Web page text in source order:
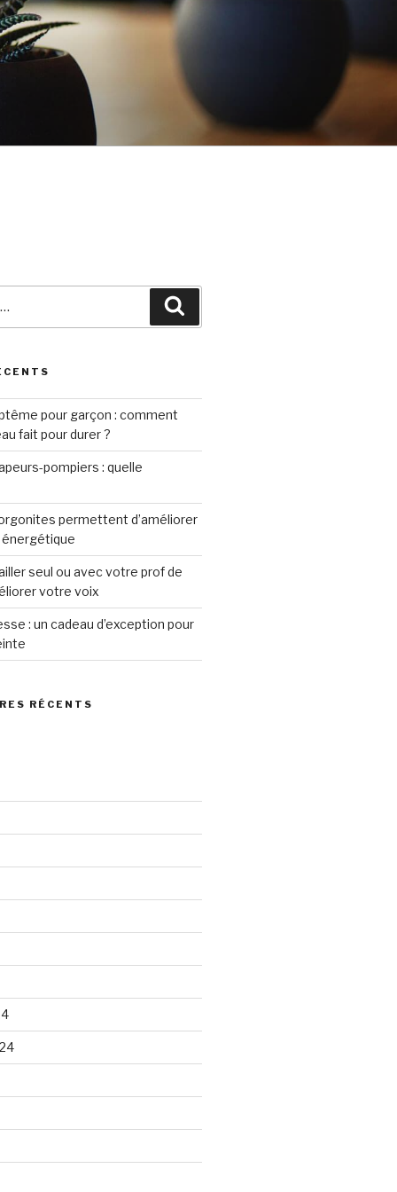
pour garçon : comment
fait pour durer ?
pompiers : quelle
permettent d’améliorer
seul ou avec votre prof de
votre voix
: un cadeau d’exception pour
RÉCENTS